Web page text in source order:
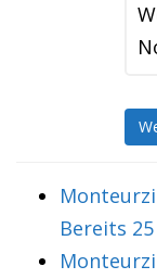
Bereits